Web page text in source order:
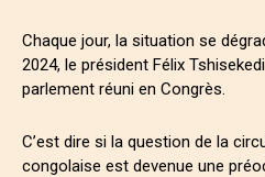
Chaque jour, la situation se
2024, le président Félix
parlement réuni en Congrès.
C’est dire si la question de la
congolaise est devenue une